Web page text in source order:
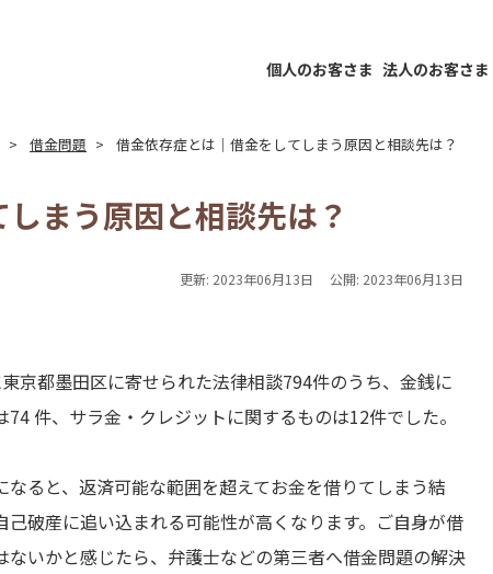
個人のお客さま 法人のお客さま
借金問題 借金依存症とは｜借金をしてしまう原因と相談先は？
まう原因と相談先は？
更新: 2023年06月13日 公開: 2023年06月13日
京都墨田区に寄せられた法律相談794件のうち、金銭に
74 件、サラ金・クレジットに関するものは12件でした。
なると、返済可能な範囲を超えてお金を借りてしまう結
己破産に追い込まれる可能性が高くなります。ご自身が借
ないかと感じたら、弁護士などの第三者へ借金問題の解決